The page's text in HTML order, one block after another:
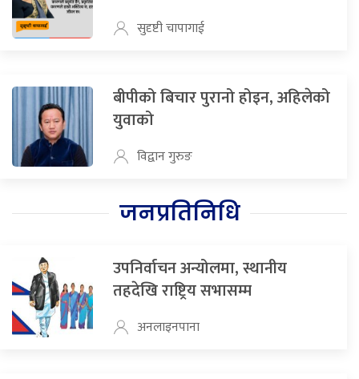
सुदृष्टी चापागाई
बीपीको बिचार पुरानो होइन, अहिलेको
युवाको
विद्वान गुरुङ
जनप्रतिनिधि
उपनिर्वाचन अन्योलमा, स्थानीय
तहदेखि राष्ट्रिय सभासम्म
अनलाइनपाना